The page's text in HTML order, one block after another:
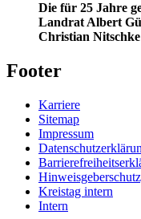
Die für 25 Jahre
Landrat Albert
Christian
Footer
Karriere
Sitemap
Impressum
Kreistag intern
Intern